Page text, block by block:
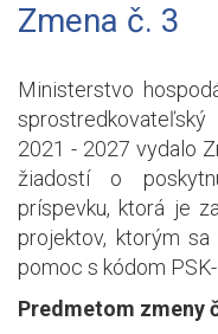
Zmena č. 3
Ministerstvo
2021 - 2027 vydalo
žiadostí o
príspevku, ktorá je
projektov, ktorým
pomoc s kódom
Predmetom zmeny